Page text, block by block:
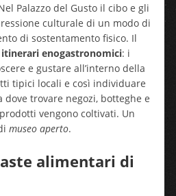
Palazzo del Gusto il cibo e gli
culturale di un modo di
di sostentamento fisico. Il
itinerari enogastronomici: i
e gustare all’interno della
tipici locali e così individuare
trovare negozi, botteghe e
vengono coltivati. Un
museo aperto.
alimentari di